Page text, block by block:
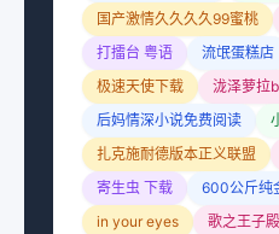
国产激情久久久久99蜜桃
打擂台 粤语
流氓蛋糕店
极速天使下载
泷泽萝拉
后妈情深小说免费阅读
扎克施耐德版本正义联盟
寄生虫 下载
600公斤纯
in your eyes
歌之王子